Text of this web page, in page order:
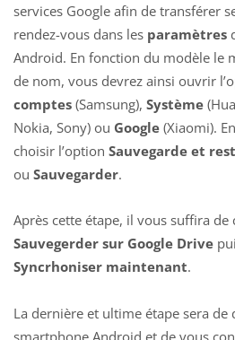
services Google afin de transférer
rendez-vous dans les paramètres
Android. En fonction du modèle le
de nom, vous devrez ainsi ouvrir
comptes (Samsung), Système
Nokia, Sony) ou Google (Xiaomi).
choisir l’option Sauvegarde et
ou Sauvegarder.
Après cette étape, il vous suffira de
Sauvegerder sur Google Drive
Syncrhoniser maintenant.
La dernière et ultime étape sera
smartphone Android et de vous